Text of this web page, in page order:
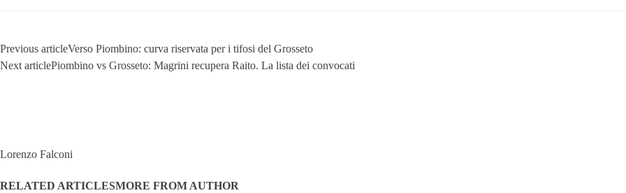
Previous articleVerso Piombino: curva riservata per i tifosi del Grosseto
Next articlePiombino vs Grosseto: Magrini recupera Raito. La lista dei convocati
Lorenzo Falconi
RELATED ARTICLESMORE FROM AUTHOR